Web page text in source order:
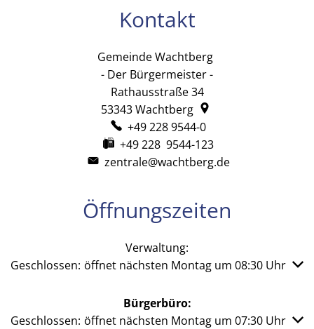
Kontakt
Gemeinde Wachtberg
- Der Bürgermeister -
Rathausstraße 34
53343Wachtberg
+49 228 9544-0
+49 228 9544-123
zentrale@wachtberg.de
Öffnungszeiten
Verwaltung:
Klicken, um weitere Öffnungs- oder Schließzeiten
Geschlossen: öffnet nächsten Montag um 08:30 Uhr
Bürgerbüro:
Klicken, um weitere Öffnungs- oder Schließzeiten
Geschlossen: öffnet nächsten Montag um 07:30 Uhr